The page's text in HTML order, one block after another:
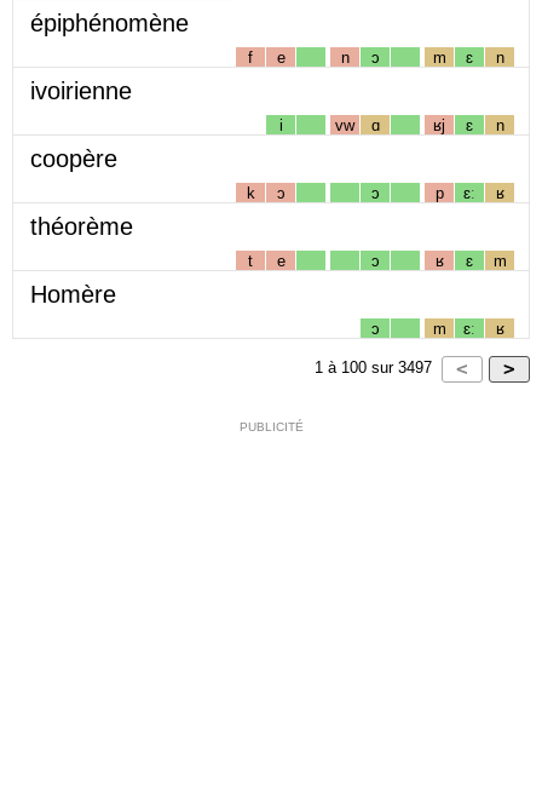
épiphénomène
f e n ɔ m ɛ n
ivoirienne
i vw ɑ ʁj ɛ n
coopère
k ɔ ɔ p ɛː ʁ
théorème
t e ɔ ʁ ɛ m
Homère
ɔ m ɛː ʁ
1 à 100 sur 3497
PUBLICITÉ